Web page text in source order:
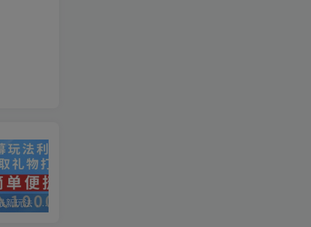
抖音弹幕最新玩法，利用粉丝好奇心赚取礼物打赏，轻松日入1000+